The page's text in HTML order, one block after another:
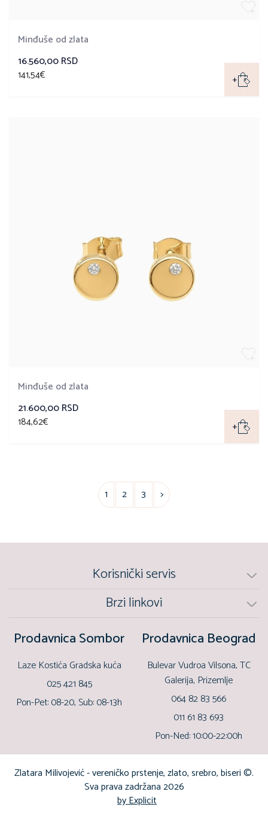
Minđuše od zlata
16.560,00 RSD
141,54€ +
Minđuše od zlata
21.600,00 RSD
184,62€ +
1 2 3 >
Korisnički servis
Brzi linkovi
Prodavnica Sombor
Laze Kostića Gradska kuća
025 421 845
Pon-Pet: 08-20, Sub: 08-13h
Prodavnica Beograd
Bulevar Vudroa Vilsona, TC
Galerija, Prizemlje
064 82 83 566
011 61 83 693
Pon-Ned: 10:00-22:00h
Zlatara Milivojević - vereničko prstenje, zlato, srebro, biseri ©.
Sva prava zadržana 2026
by Explicit